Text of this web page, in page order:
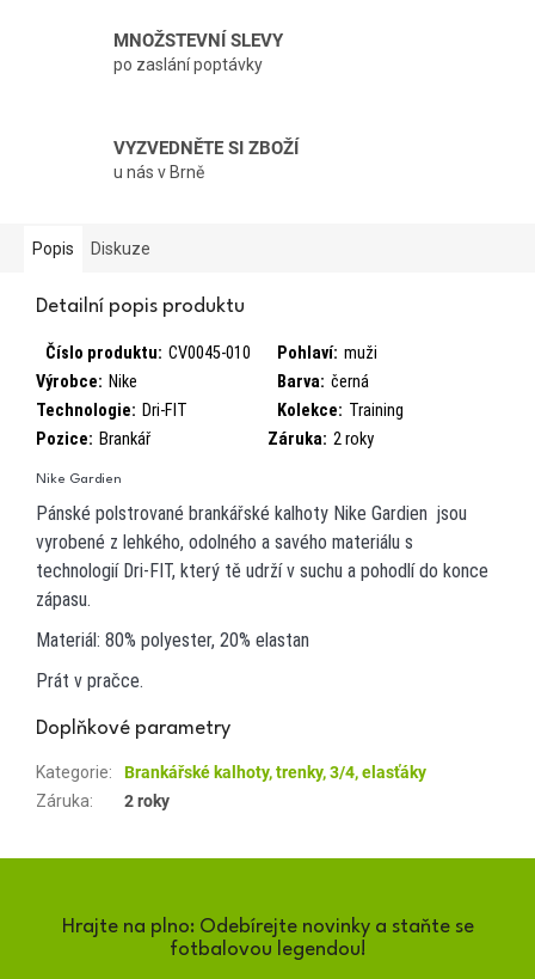
MNOŽSTEVNÍ SLEVY
po zaslání poptávky
VYZVEDNĚTE SI ZBOŽÍ
u nás v Brně
Popis Diskuze
Detailní popis produktu
Číslo produktu: CV0045-010 Pohlaví: muži
Výrobce: Nike Barva: černá
Technologie: Dri-FIT Kolekce: Training
Pozice: Brankář Záruka: 2 roky
Nike Gardien
Pánské polstrované brankářské kalhoty Nike Gardien jsou
vyrobené z lehkého, odolného a savého materiálu s
technologií Dri-FIT, který tě udrží v suchu a pohodlí do konce
zápasu.
Materiál: 80% polyester, 20% elastan
Prát v pračce.
Doplňkové parametry
Kategorie:
Brankářské kalhoty, trenky, 3/4, elasťáky
Záruka: 2 roky
Hrajte na plno: Odebírejte novinky a staňte se
fotbalovou legendou!